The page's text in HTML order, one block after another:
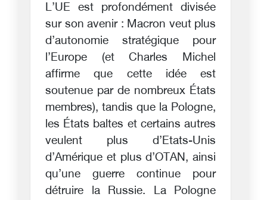
L’UE est profondément divisée
sur son avenir : Macron veut plus
d’autonomie stratégique pour
l’Europe (et Charles Michel
affirme que cette idée est
soutenue par de nombreux États
membres), tandis que la Pologne,
les États baltes et certains autres
veulent plus d’Etats-Unis
d’Amérique et plus d’OTAN, ainsi
qu’une guerre continue pour
détruire la Russie. La Pologne